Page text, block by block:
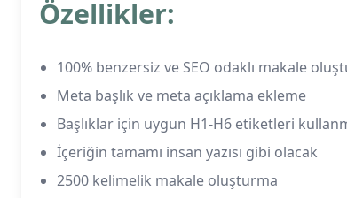
Özellikler:
100% benzersiz ve SEO odaklı makale
Meta başlık ve meta açıklama ekleme
Başlıklar için uygun H1-H6 etiketleri
İçeriğin tamamı insan yazısı gibi olacak
2500 kelimelik makale oluşturma